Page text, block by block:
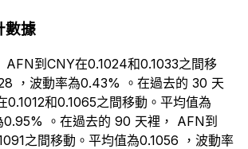
數據
AFN到CNY在0.1024和0.1033之間移
，波動率為0.43% 。在過去的 30 天
和0.1065之間移動。平均值為
0.95% 。在過去的 90 天裡， AFN到
之間移動。平均值為0.1056 ，波動率